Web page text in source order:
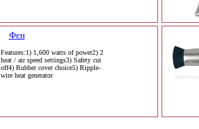
Фен
Features:1) 1,600 watts of power2) 2
heat / air speed settings3) Safety cut
off4) Rubber cover choice5) Ripple-
wire heat generator